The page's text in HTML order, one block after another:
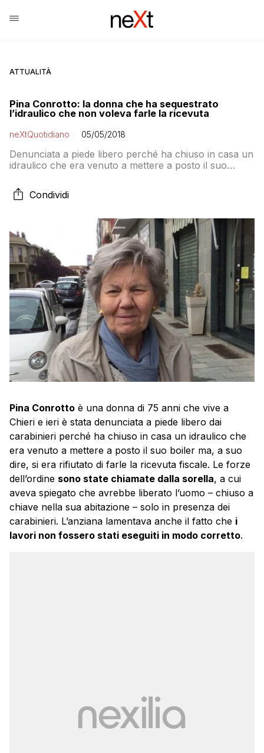
ATTUALITÀ
Pina Conrotto: la donna che ha sequestrato
l’idraulico che non voleva farle la ricevuta
neXtQuotidiano 05/05/2018
Denunciata a piede libero perché ha chiuso in casa un
idraulico che era venuto a mettere a posto il suo
fiscale. Le forze dell’ordine sono state chiamate dalla
sorellaCondividi
Pina Conrotto è una donna di 75 anni che vive a
Chieri e ieri è stata denunciata a piede libero dai
carabinieri perché ha chiuso in casa un idraulico che
era venuto a mettere a posto il suo boiler ma, a suo
dire, si era rifiutato di farle la ricevuta fiscale. Le forze
dell’ordine sono state chiamate dalla sorella, a cui
aveva spiegato che avrebbe liberato l’uomo – chiuso a
chiave nella sua abitazione – solo in presenza dei
carabinieri. L’anziana lamentava anche il fatto che i
lavori non fossero stati eseguiti in modo corretto.